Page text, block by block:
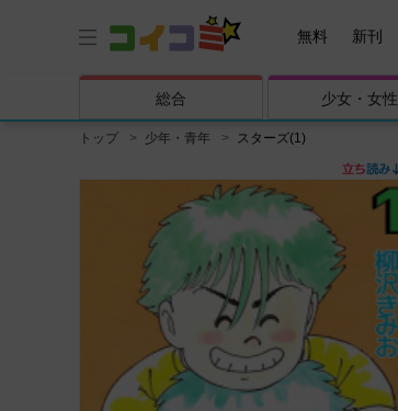
無料 新刊
総合 少女・ 女性
トップ 少年・青年 スターズ(1)